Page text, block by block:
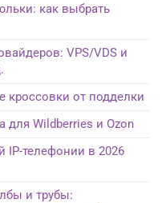
как выбрать
VPS/VDS и
кроссовки от подделки
для Wildberries и Ozon
IP-телефонии в 2026
и трубы: